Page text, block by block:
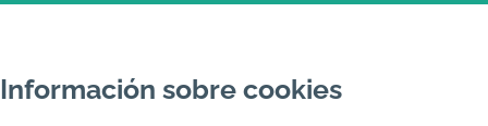
Información sobre cookies